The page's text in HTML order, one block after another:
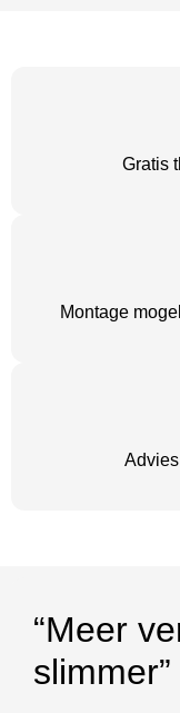
Gratis
Montage
“Meer
slimmer”